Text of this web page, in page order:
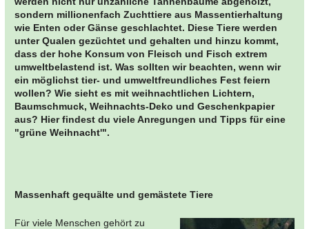
sondern millionenfach Zuchttiere aus Massentierhaltung
wie Enten oder Gänse geschlachtet. Diese Tiere werden
unter Qualen gezüchtet und gehalten und hinzu kommt,
dass der hohe Konsum von Fleisch und Fisch extrem
umweltbelastend ist. Was sollten wir beachten, wenn wir
ein möglichst tier- und umweltfreundliches Fest feiern
wollen? Wie sieht es mit weihnachtlichen Lichtern,
Baumschmuck, Weihnachts-Deko und Geschenkpapier
aus? Hier findest du viele Anregungen und Tipps für eine
"grüne Weihnacht'".
Massenhaft gequälte und gemästete Tiere
Für viele Menschen gehört zu